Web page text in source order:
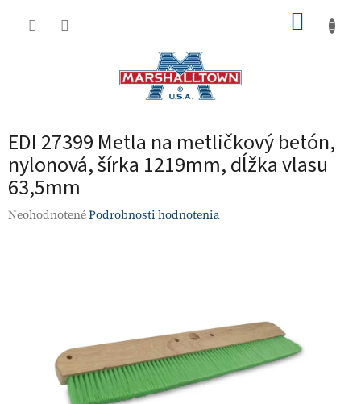
EDI 27399 Metla na metličkový betón,
nylonová, šírka 1219mm, dĺžka vlasu
63,5mm
Priemerné
NeohodnotenéPodrobnosti hodnotenia